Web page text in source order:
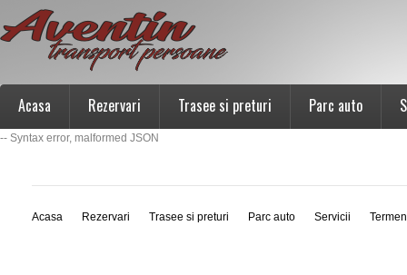
Acasa Rezervari Trasee si preturi Parc auto
-- Syntax error, malformed JSON
Acasa Rezervari Trasee si preturi Parc auto Servicii